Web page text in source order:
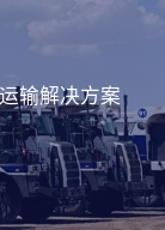
输解决⽅案